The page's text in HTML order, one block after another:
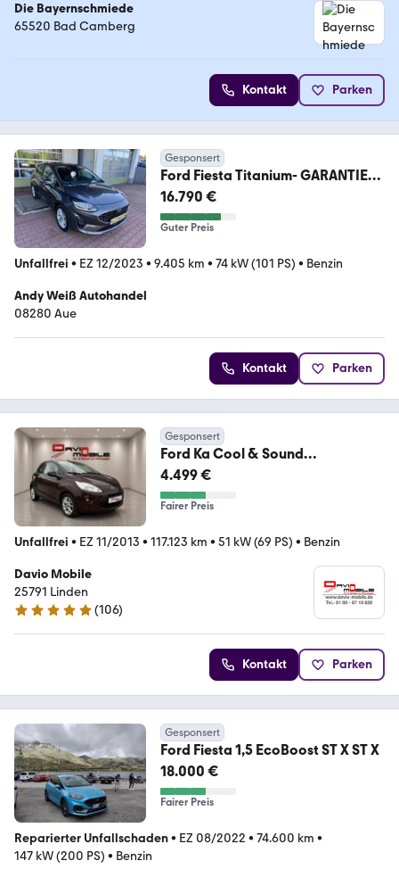
Die Bayernschmiede
65520 Bad Camberg
Kontakt Parken
Gesponsert
Ford Fiesta Titanium- GARANTIE
BIS 12 / 2030 !!!
16.790 €
Guter Preis
Unfallfrei • EZ 12/2023 • 9.405 km • 74 kW (101 PS) • Benzin
Andy Weiß Autohandel
08280 Aue
Kontakt Parken
Gesponsert
Ford Ka Cool & Sound
Edition+Sitzh+Aus 1.H
4.499 €
Fairer Preis
Unfallfrei • EZ 11/2013 • 117.123 km • 51 kW (69 PS) • Benzin
Davio Mobile
25791 Linden
4.9 Sterne
(106)
Kontakt Parken
Gesponsert
Ford Fiesta 1,5 EcoBoost ST X ST X
18.000 €
Fairer Preis
Reparierter Unfallschaden• EZ 08/2022 • 74.600 km •
147 kW (200 PS) • Benzin